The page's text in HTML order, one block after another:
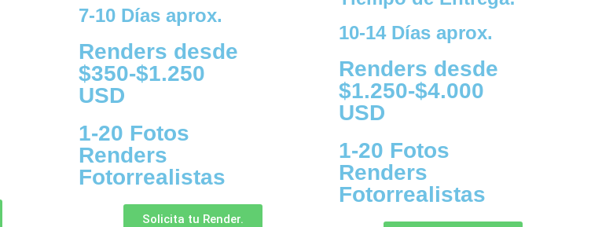
7-10 Días aprox.
Renders desde
$350-$1.250
USD
1-20 Fotos
Renders
Fotorrealistas
Solicita tu Render.
10-14 Días aprox.
Renders desde
$1.250-$4.000
USD
1-20 Fotos
Renders
Fotorrealistas